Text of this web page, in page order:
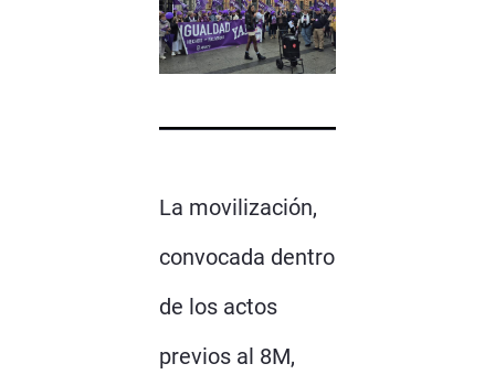
La movilización,
convocada dentro
de los actos
previos al 8M,